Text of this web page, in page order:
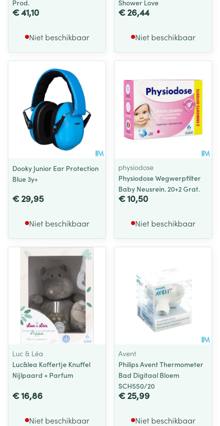
Prod.
€ 41,10
Niet beschikbaar
Shower Love
€ 26,44
Niet beschikbaar
Dooky Junior Ear Protection
Blue 3y+
€ 29,95
Niet beschikbaar
physiodose
Physiodose Wegwerpfilter
Baby Neusrein. 20+2 Grat.
€ 10,50
Niet beschikbaar
Luc & Léa
Luc&lea Koffertje Knuffel
Nijlpaard + Parfum
€ 16,86
Niet beschikbaar
Avent
Philips Avent Thermometer
Bad Digitaal Bloem
SCH550/20
€ 25,99
Niet beschikbaar